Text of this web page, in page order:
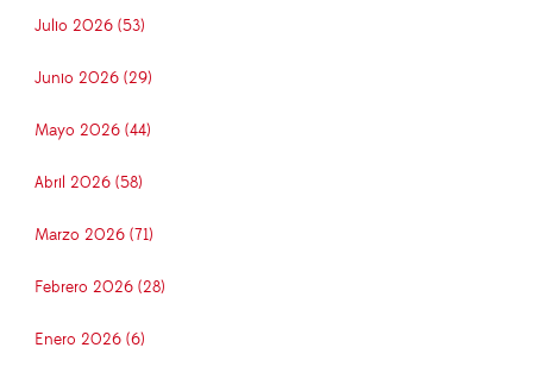
Julio 2026 (53)
Junio 2026 (29)
Mayo 2026 (44)
Abril 2026 (58)
Marzo 2026 (71)
Febrero 2026 (28)
Enero 2026 (6)